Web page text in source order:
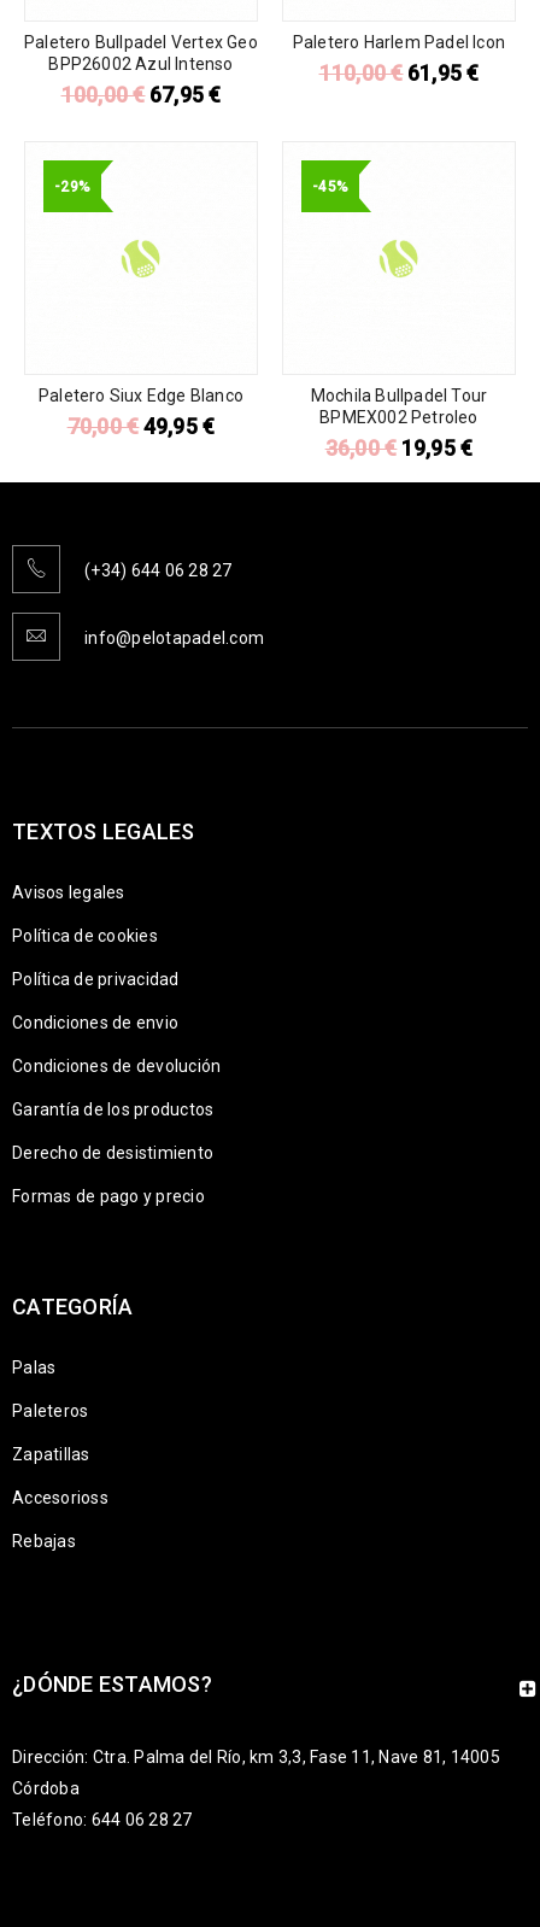
Paletero Bullpadel Vertex Geo
BPP26002 Azul Intenso
100,00€ 67,95€
Paletero Harlem Padel Icon
110,00€ 61,95€
-29%
Paletero Siux Edge Blanco
70,00€49,95€
-45%
Mochila Bullpadel Tour
BPMEX002 Petroleo
36,00€ 19,95€
(+34) 644 06 28 27
info@pelotapadel.com
TEXTOS LEGALES
Avisos legales
Política de cookies
Política de privacidad
Condiciones de envio
Condiciones de devolución
Garantía de los productos
Derecho de desistimiento
Formas de pago y precio
CATEGORÍA
Palas
Paleteros
Zapatillas
Accesorioss
Rebajas
¿DÓNDE ESTAMOS?
Dirección: Ctra. Palma del Río, km 3,3, Fase 11, Nave 81, 14005
Córdoba
Teléfono: 644 06 28 27